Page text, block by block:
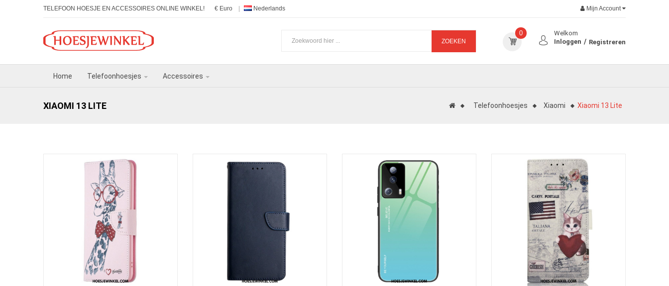
TELEFOON HOESJE EN ACCESSOIRES ONLINE WINKEL! € Euro Nederlands Mijn Account
ZOEKEN
Welkom
Inloggen
Registreren
0
Home Telefoonhoesjes Accessoires
XIAOMI 13 LITE Telefoonhoesjes Xiaomi Xiaomi 13 Lite